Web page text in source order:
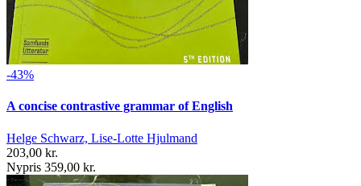
-43%
A concise contrastive grammar of English
Helge Schwarz, Lise-Lotte Hjulmand
203,00 kr.
Nypris 359,00 kr.